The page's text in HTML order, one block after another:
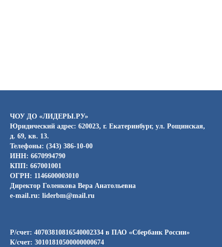
ЧОУ ДО «ЛИДЕРЫ.РУ»
Юридический адрес: 620023, г. Екатеринбург, ул. Рощинская,
д. 69, кв. 13.
Телефоны: (343) 386-10-00
ИНН: 6670994790
КПП: 667001001
ОГРН: 1146600003010
Директор Голенкова Вера Анатольевна
e-mail.ru: liderbm@mail.ru
Р/счет: 40703810816540002334 в ПАО «Сбербанк России»
К/счет: 30101810500000000674